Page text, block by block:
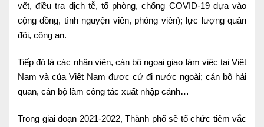
Xét nghiệm sàng lọc NIPT
Chẩn đoán hình ảnh
Nội soi tiêu hóa
vết, điều tra dịch tễ, tổ phòng, chống COVID-19 dựa vào
cộng đồng, tình nguyện viên, phóng viên); lực lượng quân
đội, công an.
Tiếp đó là các nhân viên, cán bộ ngoại giao làm việc tại Việt
Nam và của Việt Nam được cử đi nước ngoài; cán bộ hải
quan, cán bộ làm công tác xuất nhập cảnh…
Trong giai đoạn 2021-2022, Thành phố sẽ tổ chức tiêm vắc